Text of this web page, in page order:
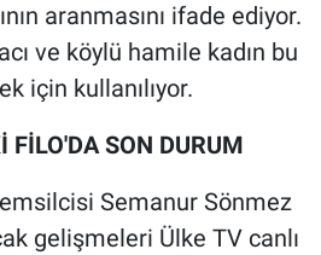
aranmasını ifade ediyor.
ve köylü hamile kadın bu
için kullanılıyor.
FİLO'DA SON DURUM
Semanur Sönmez
gelişmeleri Ülke TV canlı